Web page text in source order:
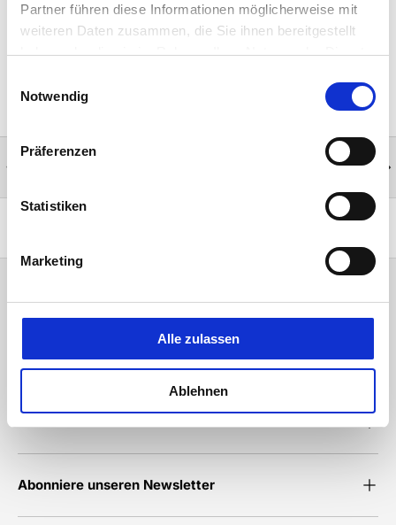
Partner führen diese Informationen möglicherweise mit
weiteren Daten zusammen, die Sie ihnen bereitgestellt
haben oder die sie im Rahmen Ihrer Nutzung der Dienste
Notwendig
Präferenzen
Statistiken
Marketing
Alle zulassen
Ablehnen
Über The Fight Company
Abonniere unseren Newsletter